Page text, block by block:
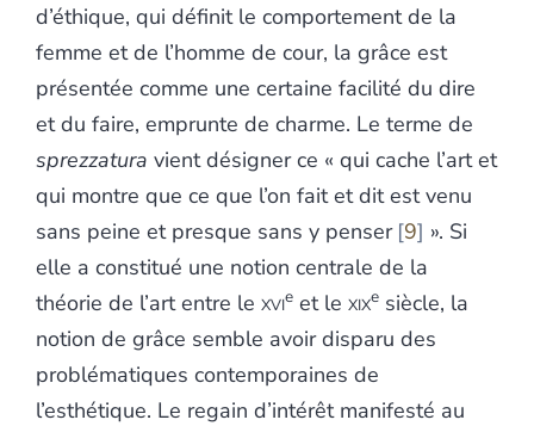
d’éthique, qui définit le comportement de la
femme et de l’homme de cour, la grâce est
présentée comme une certaine facilité du dire
et du faire, emprunte de charme. Le terme de
sprezzatura vient désigner ce « qui cache l’art et
qui montre que ce que l’on fait et dit est venu
sans peine et presque sans y penser 9 ». Si
elle a constitué une notion centrale de la
théorie de l’art entre le xvie et le xixe siècle, la
notion de grâce semble avoir disparu des
problématiques contemporaines de
l’esthétique. Le regain d’intérêt manifesté au